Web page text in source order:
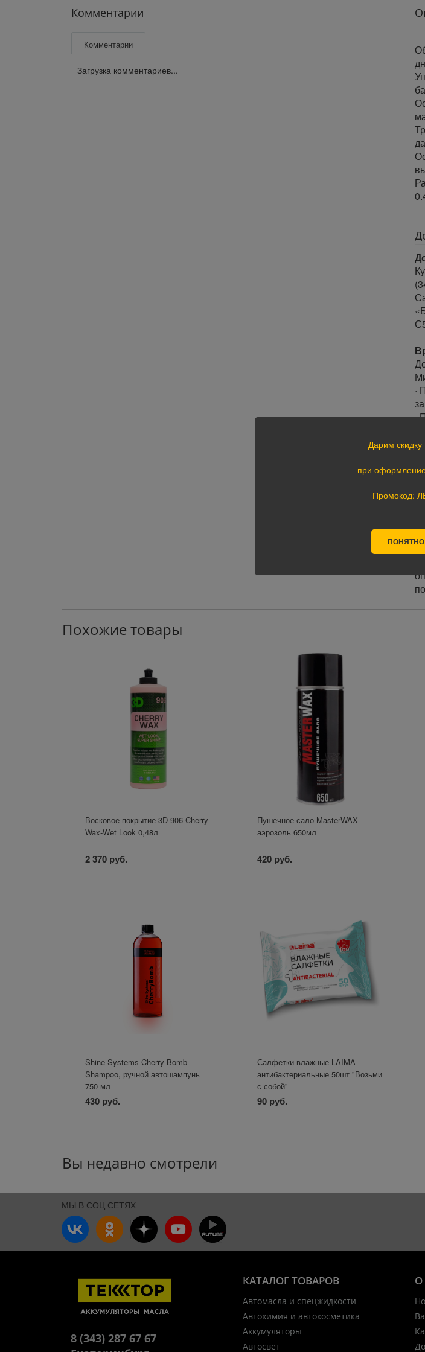
Комментарии
Комментарии
Загрузка комментариев...
да
·
·
В
Похожие товары
Восковое покрытие 3D 906 Cherry
Wax-Wet Look 0,48л
2 370 руб.
Пушечное сало MasterWAX
аэрозоль 650мл
420 руб.
Shine Systems Cherry Bomb
Shampoo, ручной автошампунь
750 мл
430 руб.
Салфетки влажные LAIMA
антибактериальные 50шт "Возьми
с собой"
90 руб.
Вы недавно смотрели
МЫ В СОЦ СЕТЯХ
О
КАТАЛОГ ТОВАРОВ
Автомасла и спецжидкости
Автохимия и автокосметика
Аккумуляторы
Автосвет
8 (343) 287 67 67
Дарим скидку
при
Промокод:
ПОНЯТНО